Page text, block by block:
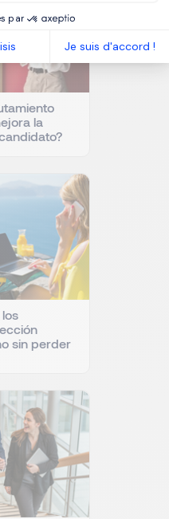
par
Je suis d'accord !
la
sin perder